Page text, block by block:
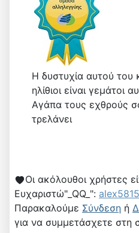
Η δυστυχία αυτού του
ηλίθιοι είναι γεμάτοι
Αγάπα τους εχθρούς
τρελάνει
Οι ακόλουθοι χρήστες
Ευχαριστώ"_QQ_": alex5815
Παρακαλούμε Σύνδεση ή
για να συμμετάσχετε στη